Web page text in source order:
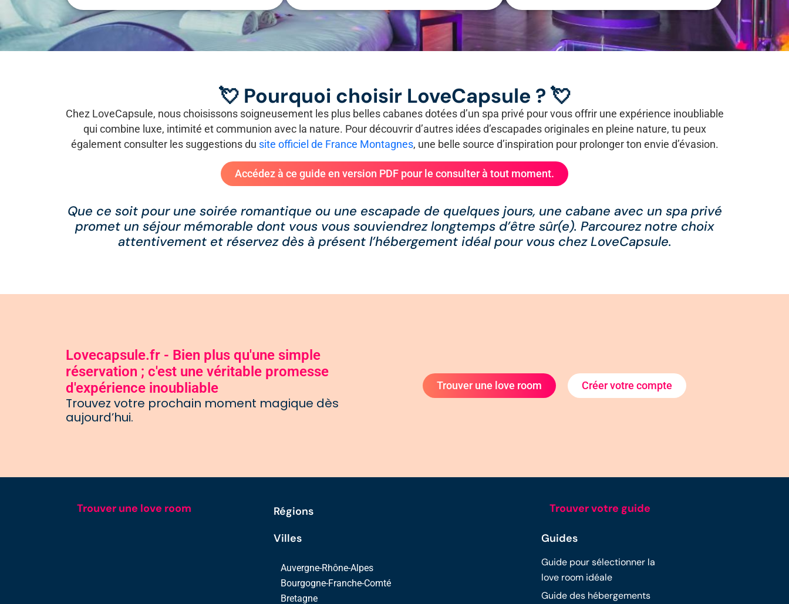
💘 Pourquoi choisir LoveCapsule ? 💘
Chez LoveCapsule, nous choisissons soigneusement les plus belles cabanes dotées d’un spa privé pour vous offrir une expérience inoubliable
qui combine luxe, intimité et communion avec la nature. Pour découvrir d’autres idées d’escapades originales en pleine nature, tu peux
également consulter les suggestions du site officiel de France Montagnes, une belle source d’inspiration pour prolonger ton envie d’évasion.
Accédez à ce guide en version PDF pour le consulter à tout moment.
Que ce soit pour une soirée romantique ou une escapade de quelques jours, une cabane avec un spa privé
promet un séjour mémorable dont vous vous souviendrez longtemps d’être sûr(e). Parcourez notre choix
attentivement et réservez dès à présent l’hébergement idéal pour vous chez LoveCapsule.
Lovecapsule.fr - Bien plus qu'une simple
réservation ; c'est une véritable promesse
d'expérience inoubliable
Trouvez votre prochain moment magique dès
aujourd’hui.
Trouver une love room Créer votre compte
Trouver une love room
Régions
Villes
Auvergne-Rhône-Alpes
Bourgogne-Franche-Comté
Bretagne
Trouver votre guide
Guides
Guide pour sélectionner la
love room idéale
Guide des hébergements